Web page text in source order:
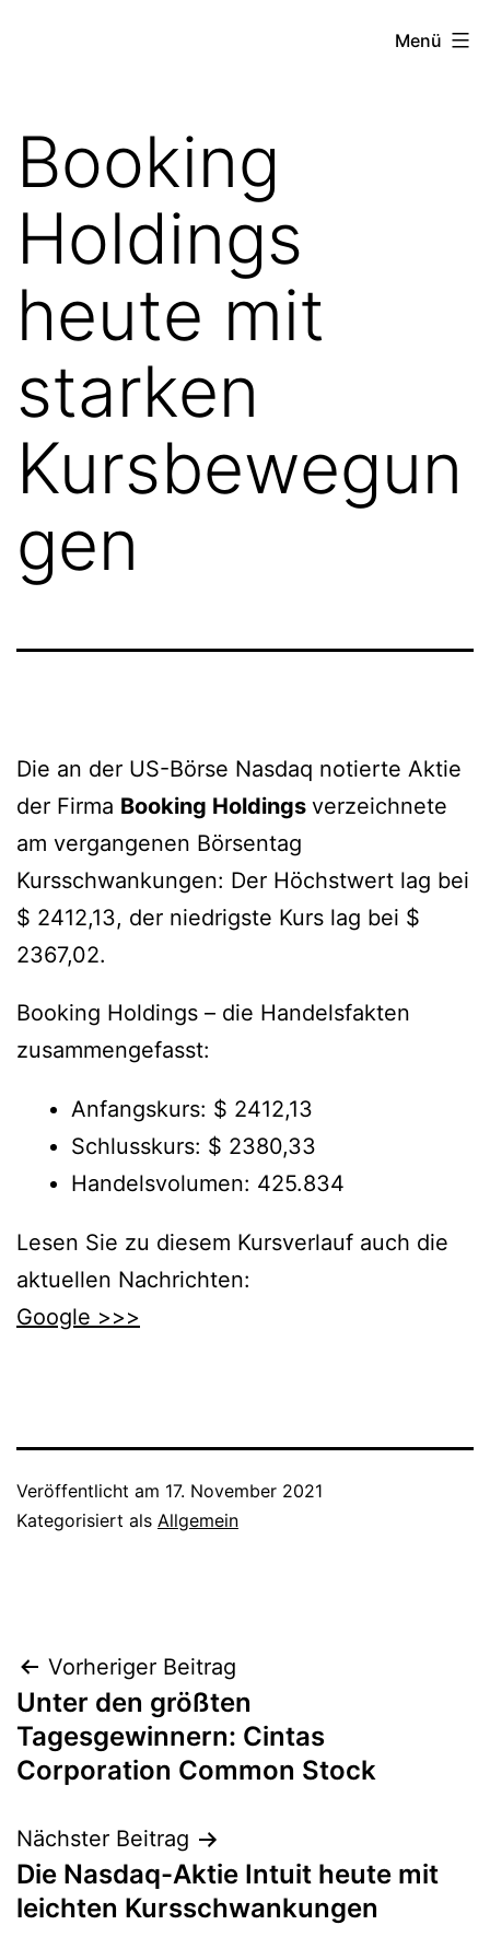
project
Menü
Booking
Holdings
heute mit
starken
Kursbewegun
gen
Die an der US-Börse Nasdaq notierte Aktie
der Firma Booking Holdings verzeichnete
am vergangenen Börsentag
Kursschwankungen: Der Höchstwert lag bei
$ 2412,13, der niedrigste Kurs lag bei $
2367,02.
Booking Holdings – die Handelsfakten
zusammengefasst:
Anfangskurs: $ 2412,13
Schlusskurs: $ 2380,33
Handelsvolumen: 425.834
Lesen Sie zu diesem Kursverlauf auch die
aktuellen Nachrichten:
Google >>>
Veröffentlicht am 17. November 2021
Kategorisiert als Allgemein
Beitragsnavigation
Vorheriger Beitrag
Unter den größten
Tagesgewinnern: Cintas
Corporation Common Stock
Nächster Beitrag
Die Nasdaq-Aktie Intuit heute mit
leichten Kursschwankungen